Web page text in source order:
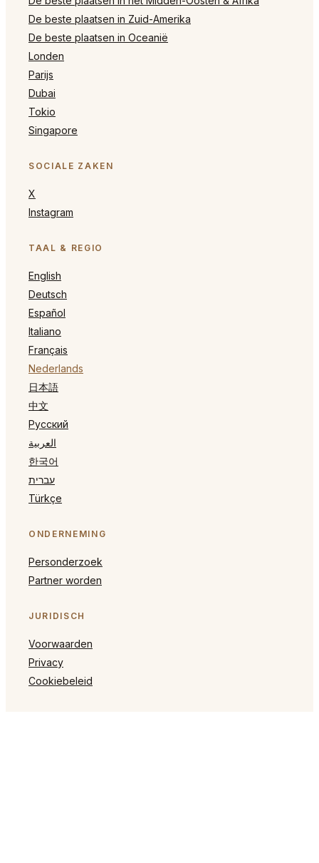
De beste plaatsen in Zuid-Amerika
De beste plaatsen in Oceanië
Londen
Parijs
Dubai
Tokio
Singapore
SOCIALE ZAKEN
X
Instagram
TAAL & REGIO
English
Deutsch
Español
Italiano
Français
Nederlands
日本語
中文
Русский
العربية
한국어
עברית
Türkçe
ONDERNEMING
Personderzoek
Partner worden
JURIDISCH
Voorwaarden
Privacy
Cookiebeleid